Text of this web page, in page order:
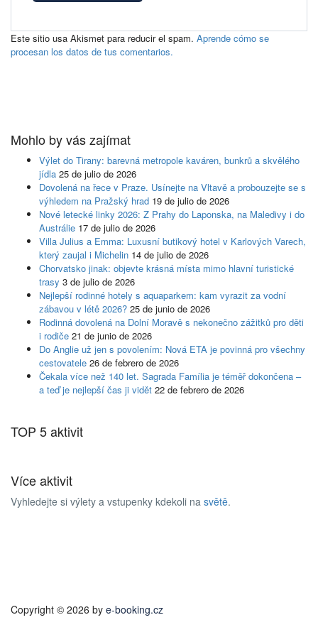
Este sitio usa Akismet para reducir el spam. Aprende cómo se
procesan los datos de tus comentarios.
Mohlo by vás zajímat
Výlet do Tirany: barevná metropole kaváren, bunkrů a skvělého
jídla 25 de julio de 2026
Dovolená na řece v Praze. Usínejte na Vltavě a probouzejte se s
výhledem na Pražský hrad 19 de julio de 2026
Nové letecké linky 2026: Z Prahy do Laponska, na Maledivy i do
Austrálie 17 de julio de 2026
Villa Julius a Emma: Luxusní butikový hotel v Karlových Varech,
který zaujal i Michelin 14 de julio de 2026
Chorvatsko jinak: objevte krásná místa mimo hlavní turistické
trasy 3 de julio de 2026
Nejlepší rodinné hotely s aquaparkem: kam vyrazit za vodní
zábavou v létě 2026? 25 de junio de 2026
Rodinná dovolená na Dolní Moravě s nekonečno zážitků pro děti
i rodiče 21 de junio de 2026
Do Anglie už jen s povolením: Nová ETA je povinná pro všechny
cestovatele 26 de febrero de 2026
Čekala více než 140 let. Sagrada Família je téměř dokončena –
a teď je nejlepší čas ji vidět 22 de febrero de 2026
TOP 5 aktivit
Více aktivit
Vyhledejte si výlety a vstupenky kdekoli na světě.
Copyright © 2026 by e-booking.cz